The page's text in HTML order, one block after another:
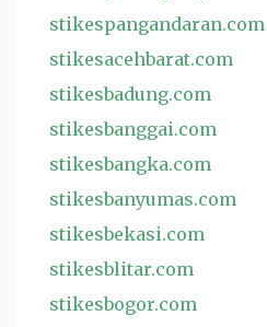
stikespangandaran.com
stikesacehbarat.com
stikesbadung.com
stikesbanggai.com
stikesbangka.com
stikesbanyumas.com
stikesbekasi.com
stikesblitar.com
stikesbogor.com